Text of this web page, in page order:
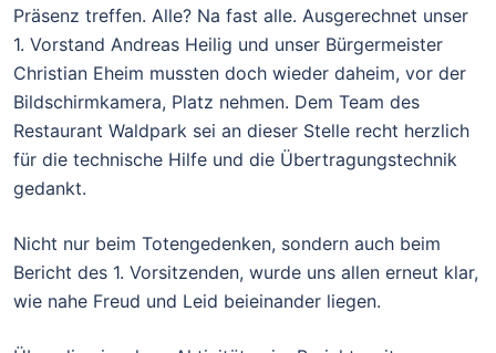
Präsenz treffen. Alle? Na fast alle. Ausgerechnet unser
1. Vorstand Andreas Heilig und unser Bürgermeister
Christian Eheim mussten doch wieder daheim, vor der
Bildschirmkamera, Platz nehmen. Dem Team des
Restaurant Waldpark sei an dieser Stelle recht herzlich
für die technische Hilfe und die Übertragungstechnik
gedankt.
Nicht nur beim Totengedenken, sondern auch beim
Bericht des 1. Vorsitzenden, wurde uns allen erneut klar,
wie nahe Freud und Leid beieinander liegen.